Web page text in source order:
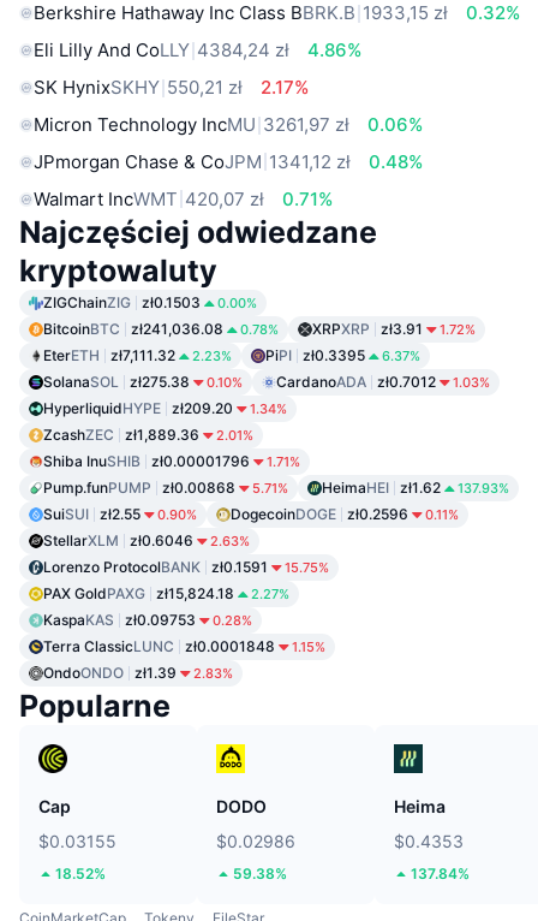
Berkshire Hathaway Inc Class BBRK.B 1933,15 zł
0.32%
Eli Lilly And CoLLY 4384,24 zł
4.86%
SK HynixSKHY 550,21 zł
2.17%
Micron Technology IncMU 3261,97 zł
0.06%
JPmorgan Chase & CoJPM 1341,12 zł
0.48%
Walmart IncWMT 420,07 zł 0.71%
Najczęściej odwiedzane
kryptowaluty
ZIGChainZIG zł0.1503 0.00%
BitcoinBTC zł241,036.08 0.78% XRPXRP zł3.91 1.72%
EterETH zł7,111.32 2.23% PiPI zł0.3395 6.37%
SolanaSOL zł275.38 0.10% CardanoADA zł0.7012 1.03%
HyperliquidHYPE zł209.20 1.34%
ZcashZEC zł1,889.36 2.01%
Shiba InuSHIB zł0.00001796 1.71%
Pump.funPUMP zł0.00868 5.71% HeimaHEI zł1.62 137.93%
SuiSUI zł2.55 0.90% DogecoinDOGE zł0.2596 0.11%
StellarXLM zł0.6046 2.63%
Lorenzo ProtocolBANK zł0.1591 15.75%
PAX GoldPAXG zł15,824.18 2.27%
KaspaKAS zł0.09753 0.28%
Terra ClassicLUNC zł0.0001848 1.15%
OndoONDO zł1.39 2.83%
Popularne
Cap
$0.03155
18.52%
DODO
$0.02986
59.38%
Heima
$0.4353
137.84%